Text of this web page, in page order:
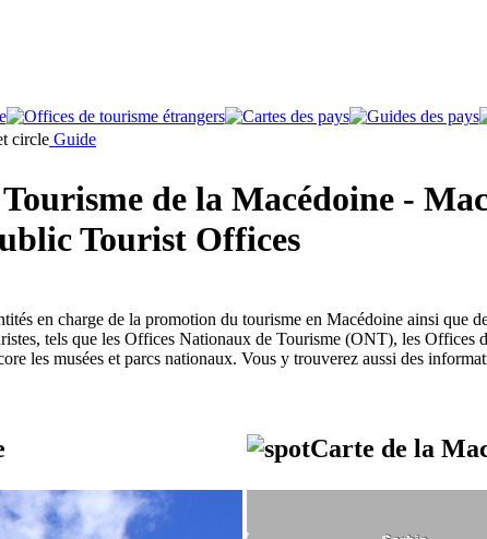
Guide
de la Macédoine -
Tourist Offices
en charge de la promotion du tourisme en Macédoine ainsi que
tels que les Offices Nationaux de Tourisme (ONT), les Offices
les musées et parcs nationaux. Vous y trouverez aussi des
Carte de la